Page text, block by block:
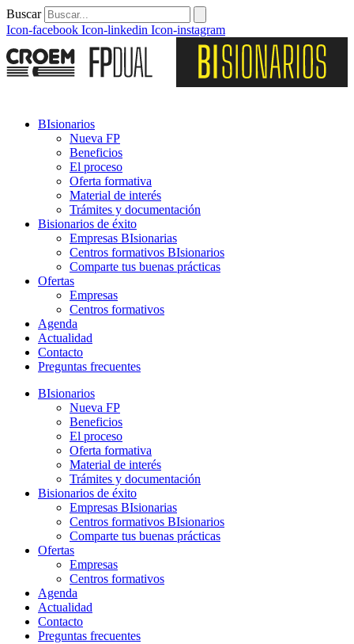
Buscar
Icon-facebook Icon-linkedin Icon-instagram
BIsionarios
Nueva FP
Beneficios
El proceso
Oferta formativa
Material de interés
Trámites y documentación
Bisionarios de éxito
Empresas BIsionarias
Centros formativos BIsionarios
Comparte tus buenas prácticas
Ofertas
Empresas
Centros formativos
Agenda
Actualidad
Contacto
Preguntas frecuentes
BIsionarios
Nueva FP
Beneficios
El proceso
Oferta formativa
Material de interés
Trámites y documentación
Bisionarios de éxito
Empresas BIsionarias
Centros formativos BIsionarios
Comparte tus buenas prácticas
Ofertas
Empresas
Centros formativos
Agenda
Actualidad
Contacto
Preguntas frecuentes